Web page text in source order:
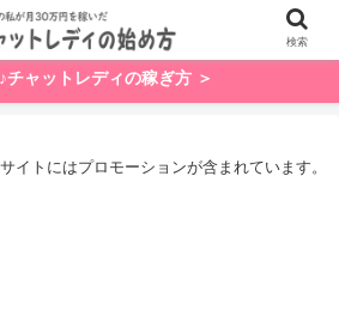
チャットレディの稼ぎ方 ＞
イトにはプロモーションが含まれています。
検索